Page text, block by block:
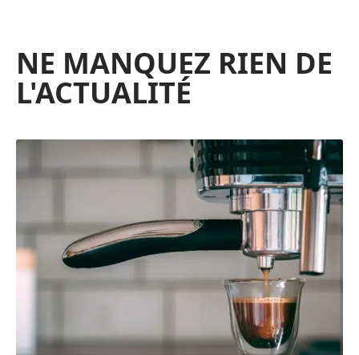
NE MANQUEZ RIEN DE
L'ACTUALITÉ